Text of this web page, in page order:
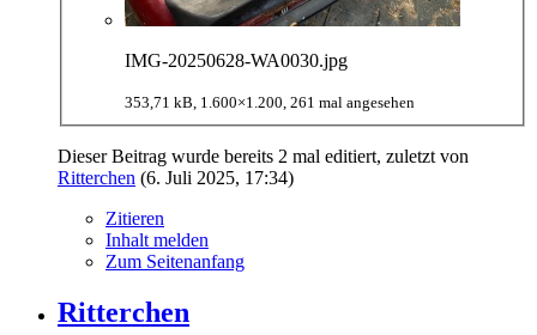
IMG-20250628-WA0030.jpg
353,71 kB, 1.600×1.200, 261 mal angesehen
Dieser Beitrag wurde bereits 2 mal editiert, zuletzt von
Ritterchen (6. Juli 2025, 17:34)
Zitieren
Inhalt melden
Zum Seitenanfang
Ritterchen